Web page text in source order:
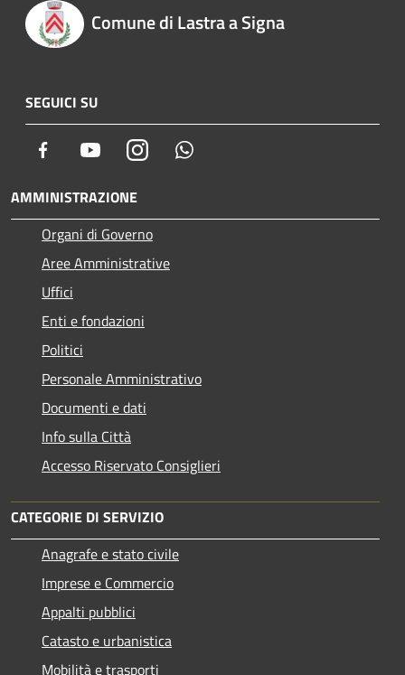
Comune di Lastra a Signa
SEGUICI SU
Facebook YoutubeInstagram
AMMINISTRAZIONE
Organi di Governo
Aree Amministrative
Uffici
Enti e fondazioni
Politici
Personale Amministrativo
Documenti e dati
Info sulla Città
Accesso Riservato Consiglieri
CATEGORIE DI SERVIZIO
Anagrafe e stato civile
Imprese e Commercio
Appalti pubblici
Catasto e urbanistica
Mobilità e trasporti